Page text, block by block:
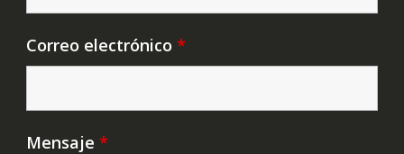
Correo electrónico *
Mensaje *